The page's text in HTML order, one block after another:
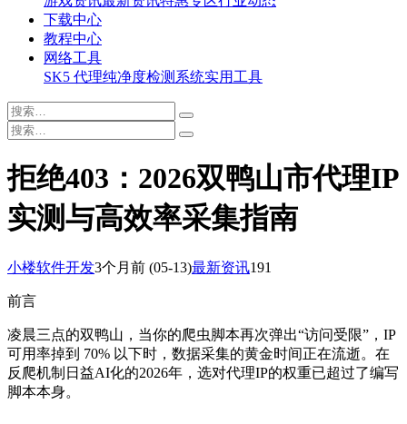
下载中心
教程中心
网络工具
SK5 代理纯净度检测系统实用工具
拒绝403：2026双鸭山市代理IP
实测与高效率采集指南
小楼软件开发3个月前 (05-13)最新资讯191
前言
凌晨三点的双鸭山，当你的爬虫脚本再次弹出“访问受限”，IP
可用率掉到 70% 以下时，数据采集的黄金时间正在流逝。在
反爬机制日益AI化的2026年，选对代理IP的权重已超过了编写
脚本本身。